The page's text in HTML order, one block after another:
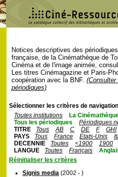
Notices descriptives des
française, de la Cinémathèque de
Cinéma et de l'image animée,
Les titres Cinémagazine et Paris-
coopération avec la BNF.
périodiques)
Sélectionner les critères de
Toutes institutions
La
Tous les périodiques
Périodiques
TITRE
Tous AB C DE F
GHI
PAYS
Tous France Etats-Unis
DECENNIE
Toutes <1900
1900
LANGUE
Toutes Français
Réinitialiser les critères
Signis media (2002 - )